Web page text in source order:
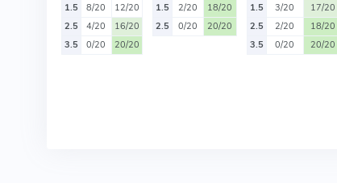
1.5
8/20
12/20
2.5
4/20
16/20
3.5
0/20 20/20
1.5
2/20
18/20
2.5
0/20 20/20
1.5
3/20
17/20
2.5
2/20
18/20
3.5
0/20 20/20